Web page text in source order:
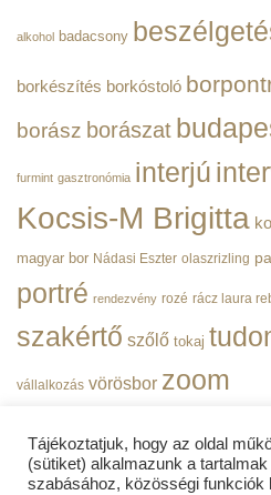
BorPortré
alkohol badacsony
borkészítés borkóstoló
borász borászat
furmint gasztronómia interjú
Kocsis-M Brigitta
magyar bor Nádasi Eszter olaszrizling
portré rendezvény rozé rácz laura
szakértő szőlő tokaj
vállalkozás vörösbor zoom
Tájékoztatjuk, hogy az oldal
(sütiket) alkalmazunk a
szabásához, közösségi funkciók